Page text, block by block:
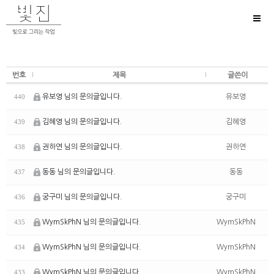
번호 제목 글쓴이
440 유보영 님의 문의글입니다. 유보영
439 김혜영 님의 문의글입니다. 김혜영
438 권하연 님의 문의글입니다. 권하연
437 동동 님의 문의글입니다. 동동
436 궁구미 님의 문의글입니다. 궁구미
435 WymSkPhN 님의 문의글입니다. WymSkPhN
434 WymSkPhN 님의 문의글입니다. WymSkPhN
433 WymSkPhN 님의 문의글입니다. WymSkPhN